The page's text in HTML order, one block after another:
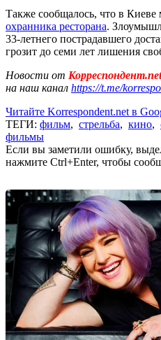
Также сообщалось, что в Киеве
охранника ресторана.
33-летнего пострадавшего
грозит до семи лет лишения
Новости от
на наш канал https://t.me/
Читайте Korrespondent.net в
ТЕГИ: фильм, стрельба, кино,
фильмы
Если вы заметили ошибку,
нажмите Ctrl+Enter, чтобы